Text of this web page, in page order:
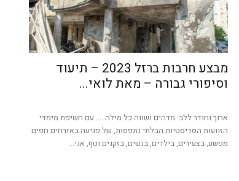
מבצע חרבות ברזל 2023 – תיעוד
וסיפורי גבורה – מאת לואי...
ארוך וחודר ללב. מדהים ושווה כל מילה..... עם חשיפת מימדי
הזוועות הסדיסטיות הבלתי נתפסות, של פגיעה באזרחים חפים
מפשע, בצעירים, בילדים, בנשים, בזקנים וטף, אני...